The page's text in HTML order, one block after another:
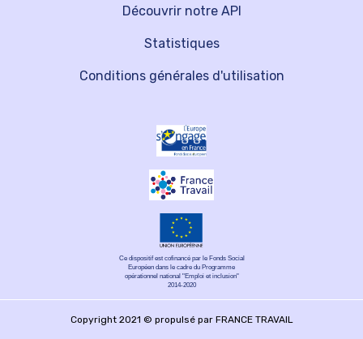
Découvrir notre API
Statistiques
Conditions générales d'utilisation
Ce dispositif est cofinancé par le Fonds Social
Européen dans le cadre du Programme
opérationnel national "Emploi et inclusion"
2014-2020
Copyright 2021 © propulsé par FRANCE TRAVAIL